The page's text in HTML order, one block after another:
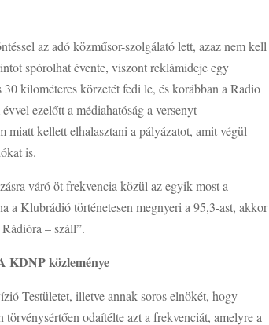
az adó közműsor-szolgálató lett, azaz nem kell
spórolhat évente, viszont reklámideje egy
kilométeres körzetét fedi le, és korábban a Radio
ezelőtt a médiahatóság a versenyt
kellett elhalasztani a pályázatot, amit végül
is.
váró öt frekvencia közül az egyik most a
a Klubrádió történetesen megnyeri a 95,3-ast, akkor
– száll”.
KDNP közleménye
Testületet, illetve annak soros elnökét, hogy
odaítélte azt a frekvenciát, amelyre a